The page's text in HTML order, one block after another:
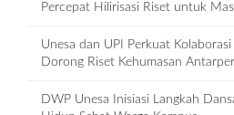
Percepat Hilirisasi Riset untuk
Unesa dan UPI Perkuat Kolaborasi
Dorong Riset Kehumasan
DWP Unesa Inisiasi Langkah